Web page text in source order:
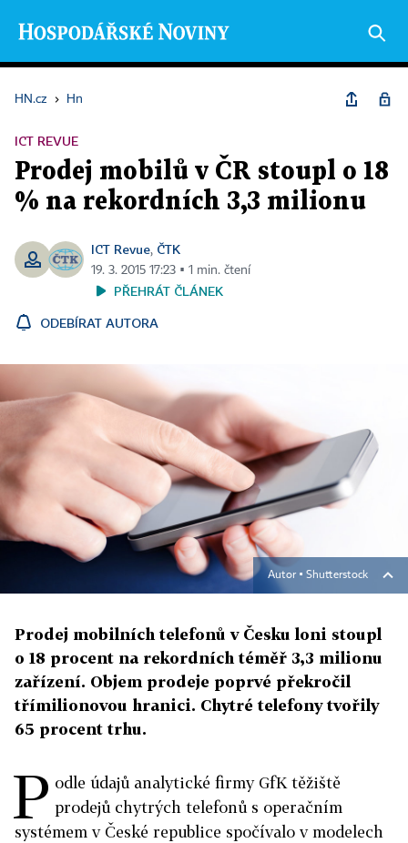
HN.cz › Hn
ICT REVUE
Prodej mobilů v ČR stoupl o 18
% na rekordních 3,3 milionu
ICT Revue, ČTK
19. 3. 2015 17:23 ▪ 1 min. čtení
PŘEHRÁT ČLÁNEK
ODEBÍRAT AUTORA
Autor ▪ Shutterstock
Prodej mobilních telefonů v Česku loni stoupl
o 18 procent na rekordních téměř 3,3 milionu
zařízení. Objem prodeje poprvé překročil
třímilionovou hranici. Chytré telefony tvořily
65 procent trhu.
P odle údajů analytické firmy GfK těžiště
prodejů chytrých telefonů s operačním
systémem v České republice spočívalo v modelech